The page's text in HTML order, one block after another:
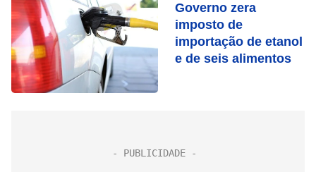
Governo zera
imposto de
importação de etanol
e de seis alimentos